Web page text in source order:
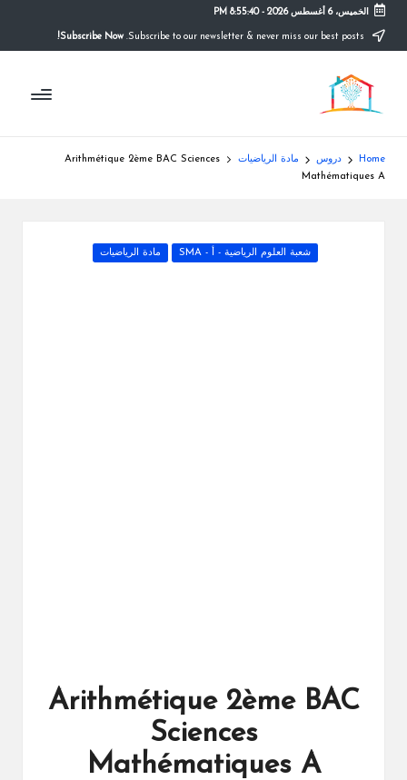
content
الخميس، 6 أغسطس 2026 -
8:55:41 PM
Subscribe Now!
م
و
ق
ع
التعليم
الصريح
Home دروس مادة الرياضيات
Arithmétique 2ème BAC Sciences
Mathématiques A
Posted
شعبة العلوم الرياضية - أ - SMA مادة الرياضيات
Arithmétique 2ème BAC
Sciences
Mathématiques A